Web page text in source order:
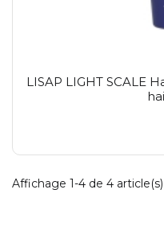
LISAP LIGHT SCALE
Affichage 1-4 de 4 article(s)